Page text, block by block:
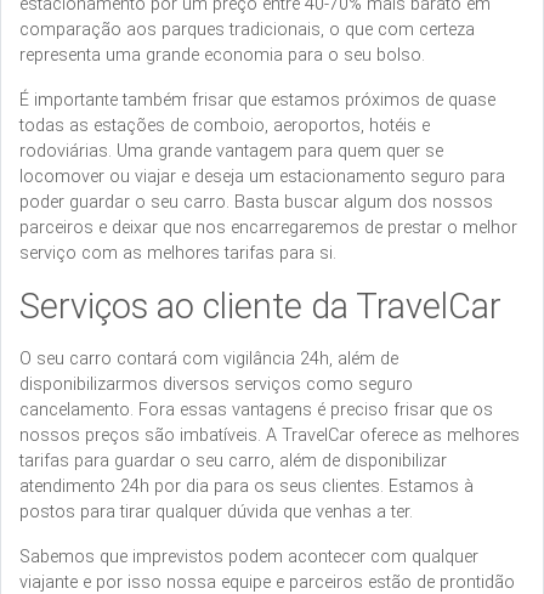
comparação aos parques tradicionais, o que com certeza
representa uma grande economia para o seu bolso.
É importante também frisar que estamos próximos de quase
todas as estações de comboio, aeroportos, hotéis e
rodoviárias. Uma grande vantagem para quem quer se
locomover ou viajar e deseja um estacionamento seguro para
poder guardar o seu carro. Basta buscar algum dos nossos
parceiros e deixar que nos encarregaremos de prestar o melhor
serviço com as melhores tarifas para si.
Serviços ao cliente da TravelCar
O seu carro contará com vigilância 24h, além de
disponibilizarmos diversos serviços como seguro
cancelamento. Fora essas vantagens é preciso frisar que os
nossos preços são imbatíveis. A TravelCar oferece as melhores
tarifas para guardar o seu carro, além de disponibilizar
atendimento 24h por dia para os seus clientes. Estamos à
postos para tirar qualquer dúvida que venhas a ter.
Sabemos que imprevistos podem acontecer com qualquer
viajante e por isso nossa equipe e parceiros estão de prontidão